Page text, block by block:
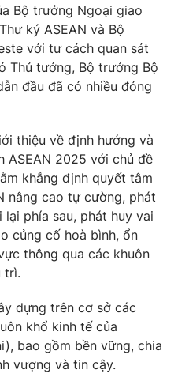
Bộ trưởng Ngoại giao
ký ASEAN và Bộ
với tư cách quan sát
Thủ tướng, Bộ trưởng Bộ
đầu đã có nhiều đóng
thiệu về định hướng và
ASEAN 2025 với chủ đề
khẳng định quyết tâm
nâng cao tự cường, phát
phía sau, phát huy vai
củng cố hoà bình, ổn
thông qua các khuôn
trì.
dựng trên cơ sở các
khổ kinh tế của
bao gồm bền vững, chia
vượng và tin cậy.